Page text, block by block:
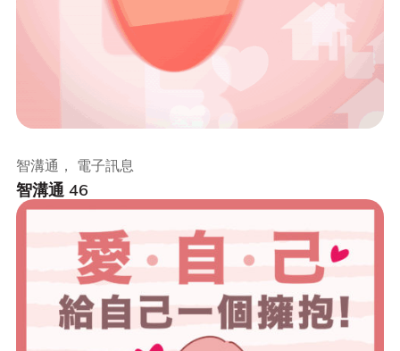
智溝通 46
智溝通， 電子訊息